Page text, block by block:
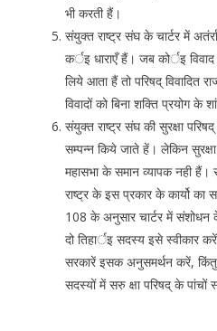
भी करती हैं।
संयुक्त राष्ट्र संघ के चार्टर में
कर्इ धाराएँ हैं। जब कोर्इ विवाद
लिये आता हैं तो परिषद् विवादित
विवादों को बिना शक्ति प्रयोग के
संयुक्त राष्ट्र संघ की सुरक्षा परिषद्
सम्पन्न किये जाते हें। लेकिन सुरक्षा
महासभा के समान व्यापक नही हैं।
राष्ट्र के इस प्रकार के कार्यो का
108 के अनुसार चार्टर में
दो तिहार्इ सदस्य इसे स्वीकार
सरकारें इसक अनुसमर्थन करें,
सदस्यों में सरु क्षा परिषद् के पांचों